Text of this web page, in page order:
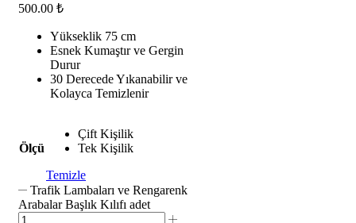
500.00 ₺
Yükseklik 75 cm
Esnek Kumaştır ve Gergin
Durur
30 Derecede Yıkanabilir ve
Kolayca Temizlenir
Ölçü
Çift Kişilik
Tek Kişilik
Temizle
Trafik Lambaları ve Rengarenk
Arabalar Başlık Kılıfı adet